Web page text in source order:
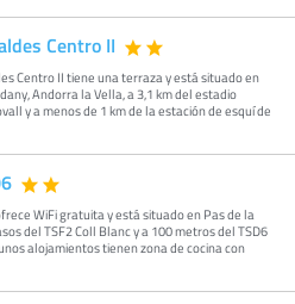
Centro II
Centro II tiene una terraza y está situado en
Andorra la Vella, a 3,1 km del estadio
y a menos de 1 km de la estación de esquí de
WiFi gratuita y está situado en Pas de la
del TSF2 Coll Blanc y a 100 metros del TSD6
alojamientos tienen zona de cocina con